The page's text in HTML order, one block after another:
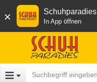
× Schuhparadies
In App öffnen